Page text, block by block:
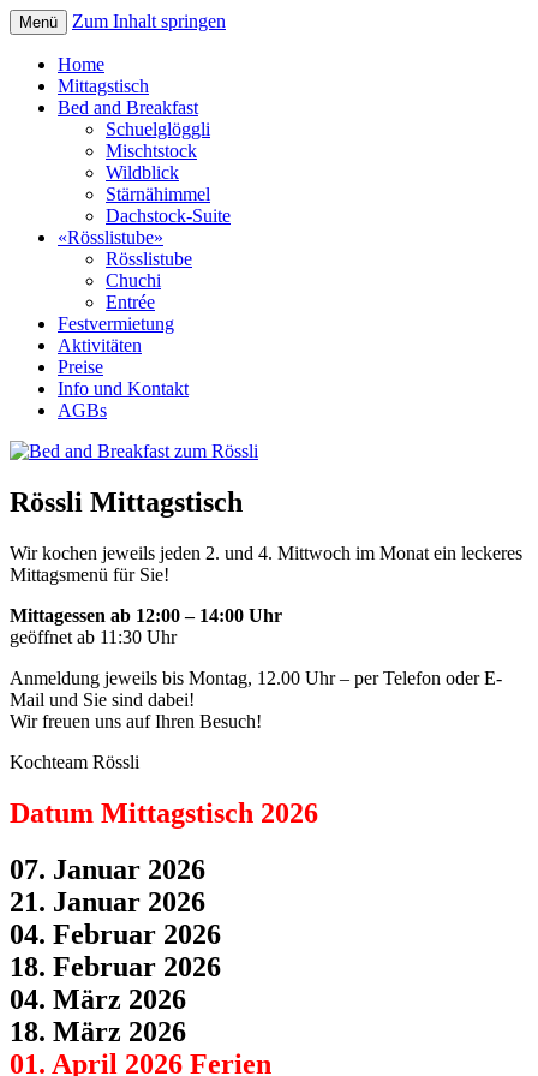
Bed and Breakfast zum Rössli
Menü Zum Inhalt springen
Home
Mittagstisch
Bed and Breakfast
Schuelglöggli
Mischtstock
Wildblick
Stärnähimmel
Dachstock-Suite
«Rösslistube»
Rösslistube
Chuchi
Entrée
Festvermietung
Aktivitäten
Preise
Info und Kontakt
AGBs
Rössli Mittagstisch
Wir kochen jeweils jeden 2. und 4. Mittwoch im Monat ein leckeres
Mittagsmenü für Sie!
Mittagessen ab 12:00 – 14:00 Uhr
geöffnet ab 11:30 Uhr
Anmeldung jeweils bis Montag, 12.00 Uhr – per Telefon oder E-
Mail und Sie sind dabei!
Wir freuen uns auf Ihren Besuch!
Kochteam Rössli
Datum Mittagstisch 2026
07. Januar 2026
21. Januar 2026
04. Februar 2026
18. Februar 2026
04. März 2026
18. März 2026
01. April 2026 Ferien